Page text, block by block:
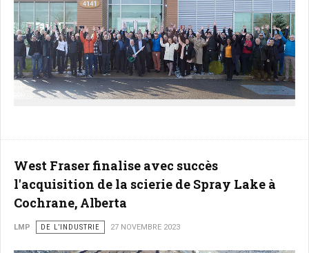
West Fraser finalise avec succès
l'acquisition de la scierie de Spray Lake à
Cochrane, Alberta
LMP DE L’INDUSTRIE 27 NOVEMBRE 2023